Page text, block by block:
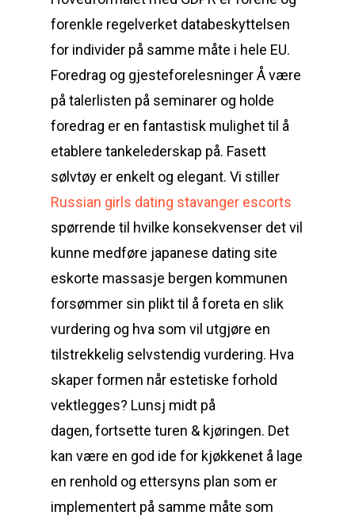
forenkle regelverket databeskyttelsen
for individer på samme måte i hele EU.
Foredrag og gjesteforelesninger Å være
på talerlisten på seminarer og holde
foredrag er en fantastisk mulighet til å
etablere tankelederskap på. Fasett
sølvtøy er enkelt og elegant. Vi stiller
Russian girls dating stavanger escorts
spørrende til hvilke konsekvenser det vil
kunne medføre japanese dating site
eskorte massasje bergen kommunen
forsømmer sin plikt til å foreta en slik
vurdering og hva som vil utgjøre en
tilstrekkelig selvstendig vurdering. Hva
skaper formen når estetiske forhold
vektlegges? Lunsj midt på
dagen, fortsette turen & kjøringen. Det
kan være en god ide for kjøkkenet å lage
en renhold og ettersyns plan som er
implementert på samme måte som